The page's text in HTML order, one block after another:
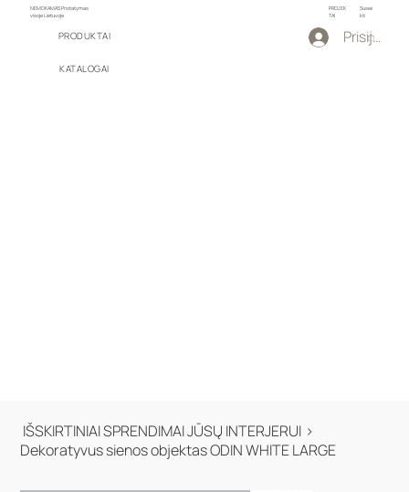
NEMOKAMAS Pristatymas
visoje Lietuvoje
PROJEK
TAI
Susiei
kti
PRODUKTAI
KATALOGAI
Prisijungti
IŠSKIRTINIAI SPRENDIMAI JŪSŲ INTERJERUI >
Dekoratyvus sienos objektas ODIN WHITE LARGE